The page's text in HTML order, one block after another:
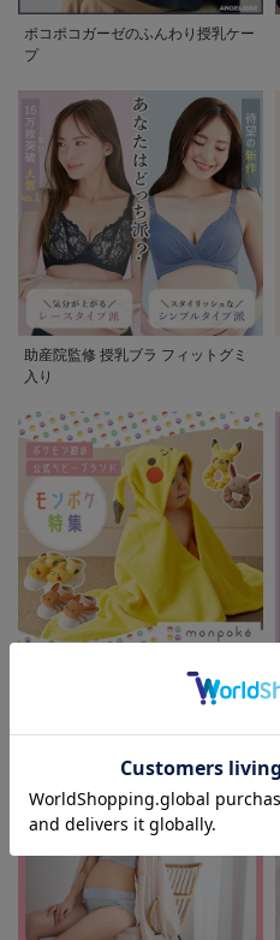
ポコポコガーゼのふんわり授乳ケー
プ
助産院監修 授乳ブラ フィットグミ
入り